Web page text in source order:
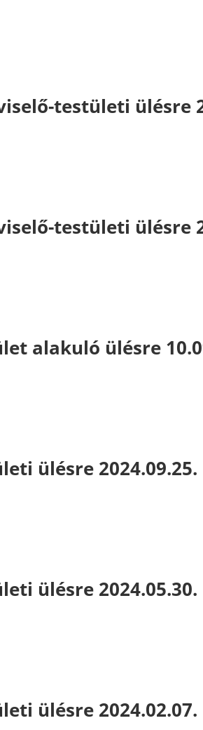
testületi ülésre
testületi ülésre
alakuló ülésre
ülésre 2024.09.25.
ülésre 2024.05.30.
ülésre 2024.02.07.